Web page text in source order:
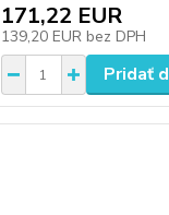
171,22 EUR
139,20 EUR bez DPH
Pridať